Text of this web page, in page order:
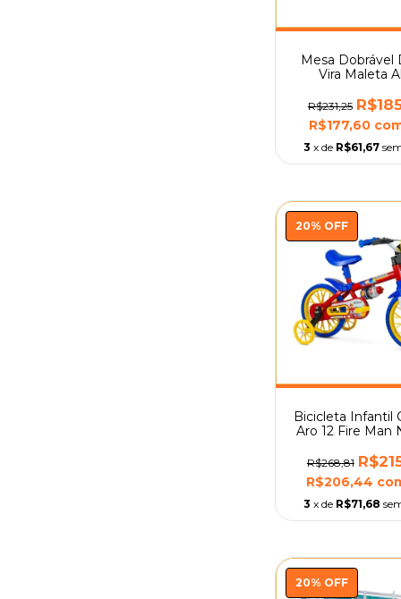
Mesa Dobrável
Vira Maleta
Mor
R$231,25
R$177,60
3 x de R$61,67
20% OFF
Bicicleta Infantil
Aro 12 Fire Man
R$268,81
R$206,44
3 x de R$71,68
20% OFF